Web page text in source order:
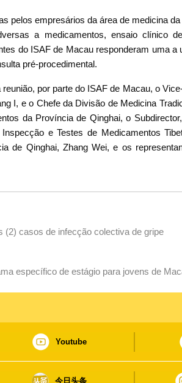
pelos empresários da área de medicina
a medicamentos, ensaio clínico
do ISAF de Macau responderam uma
pré-procedimental.
por parte do ISAF de Macau, o
I, e o Chefe da Divisão de Medicina
da Província de Qinghai, o
e Testes de Medicamentos
de Qinghai, Zhang Wei, e os
(2) casos de infecção colectiva de gripe
específico de estágio para jovens de
Youtube
今日头条